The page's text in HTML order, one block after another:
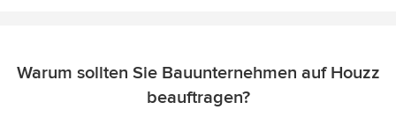
Warum sollten Sie Bauunternehmen auf Houzz
beauftragen?